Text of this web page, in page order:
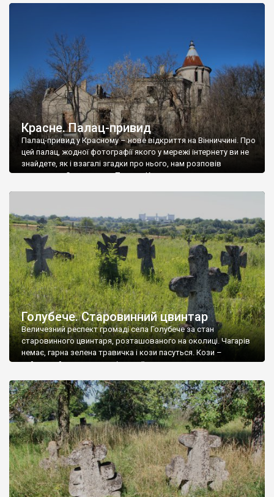
Красне. Палац-привид
Палац-привид у Красному – нове відкриття на Вінниччині. Про
цей палац, жодної фотографії якого у мережі інтернету ви не
знайдете, як і взагалі згадки про нього, нам розповів
мешканець Самгородка. Палац у Красному вразив не лише
Голубече. Старовинний цвинтар
Величезний респект громаді села Голубече за стан
старовинного цвинтаря, розташованого на околиці. Чагарів
немає, гарна зелена травичка і кози пасуться. Кози –
найкращий регулятор шкідливої, для старих кладовищ,
бруньками, кози ті бруньки обгризають, бо то улюблений
делікатес. На цвинтарі у Голубечому ціла колекція
різноманітних форм хрестів. Село відносно невелике, […]